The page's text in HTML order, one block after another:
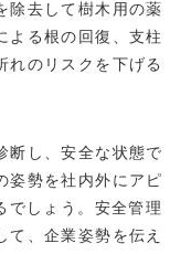
除去して樹木用の薬
よる根の回復、支柱
れのリスクを下げる
断し、安全な状態で
姿勢を社内外にアピ
でしょう。安全管理
て、企業姿勢を伝え